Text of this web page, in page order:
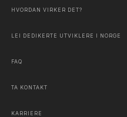
HVORDAN VIRKER DET?
LEI DEDIKERTE UTVIKLERE I NORGE
FAQ
TA KONTAKT
KARRIERE